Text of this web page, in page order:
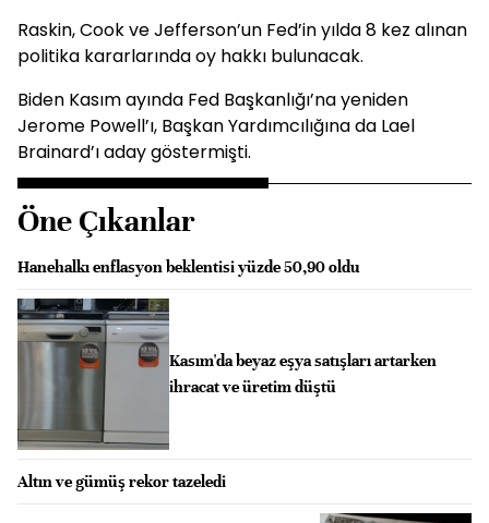
Raskin, Cook ve Jefferson’un Fed’in yılda 8 kez alınan
politika kararlarında oy hakkı bulunacak.
Biden Kasım ayında Fed Başkanlığı’na yeniden
Jerome Powell’ı, Başkan Yardımcılığına da Lael
Brainard’ı aday göstermişti.
Öne Çıkanlar
Hanehalkı enflasyon beklentisi yüzde 50,90 oldu
Kasım'da beyaz eşya satışları artarken
ihracat ve üretim düştü
Altın ve gümüş rekor tazeledi